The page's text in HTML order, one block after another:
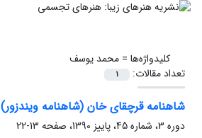
کلیدواژه‌ها =محمد یوسف
تعداد مقالات:
1
شاهنامه قرچقای خان (شاهنامه ویندزور)
دوره 3، شماره 45، پاییز 1390، صفحه
13-22